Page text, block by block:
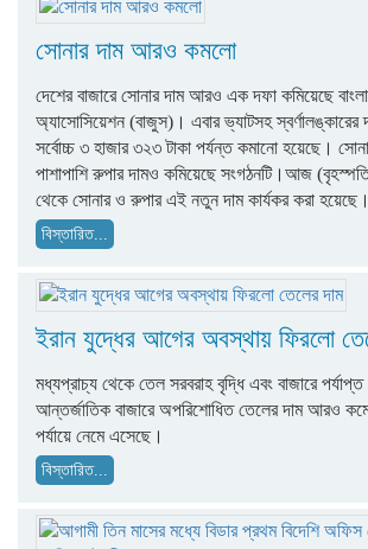
সোনার দাম আরও কমলো
দেশের বাজারে সোনার দাম আরও এক দফা কমিয়েছে
অ্যাসোসিয়েশন (বাজুস)। এবার ভ্যাটসহ স্বর্ণালঙ্কারের
সর্বোচ্চ ৩ হাজার ৩২৩ টাকা পর্যন্ত কমানো হয়েছে।
পাশাপাশি রুপার দামও কমিয়েছে সংগঠনটি।আজ
থেকে সোনার ও রুপার এই নতুন দাম কার্যকর করা হয়েছে।
বিস্তারিত...
ইরান যুদ্ধের আগের অবস্থায় ফিরলো
মধ্যপ্রাচ্য থেকে তেল সরবরাহ বৃদ্ধি এবং বাজারে পর্যাপ্ত
আন্তর্জাতিক বাজারে অপরিশোধিত তেলের দাম আরও
পর্যায়ে নেমে এসেছে।
বিস্তারিত...